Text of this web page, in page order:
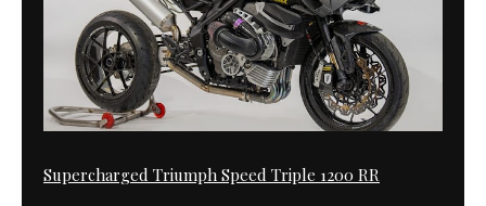
Supercharged Triumph Speed Triple 1200 RR